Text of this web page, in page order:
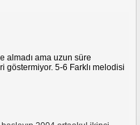
almadı ama uzun süre
göstermiyor. 5-6 Farklı melodisi